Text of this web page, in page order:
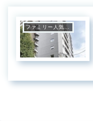
ファミリー人気エリア